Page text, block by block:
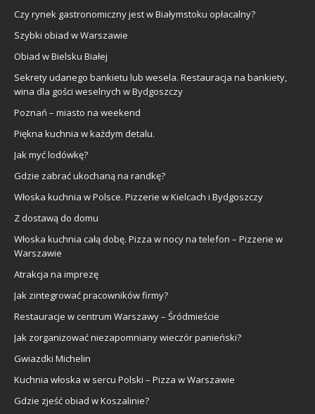
Czy rynek gastronomiczny jest w Białymstoku opłacalny?
Szybki obiad w Warszawie
Obiad w Bielsku Białej
Sekrety udanego bankietu lub wesela. Restauracja na bankiety,
wina dla gości weselnych w Bydgoszczy
Poznań – miasto na weekend
Piękna kuchnia w każdym detalu.
Jak myć lodówkę?
Gdzie zabrać ukochaną na randkę?
Włoska kuchnia w Polsce. Pizzerie w Kielcach i Bydgoszczy
Z dostawą do domu
Włoska kuchnia całą dobę. Pizza w nocy na telefon – Pizzerie w
Warszawie
Atrakcja na imprezę
Jak zintegrować pracowników firmy?
Restauracje w centrum Warszawy – Śródmieście
Jak zorganizować niezapomniany wieczór panieński?
Gwiazdki Michelin
Kuchnia włoska w sercu Polski – Pizza w Warszawie
Gdzie zjeść obiad w Koszalinie?